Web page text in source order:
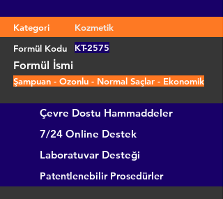
Kategori
Kozmetik
Formül Kodu
KT-2575
Formül İsmi
Şampuan - Ozonlu - Normal Saçlar - Ekonomik
Çevre Dostu Hammaddeler
7/24 Online Destek
Laboratuvar Desteği
Patentlenebilir Prosedürler